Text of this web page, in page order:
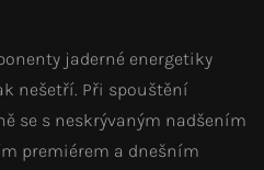
jaderné energetiky
nešetří. Při spouštění
se s neskrývaným nadšením
premiérem a dnešním